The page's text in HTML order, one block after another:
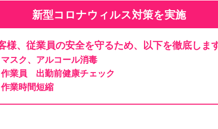
新型コロナウィルス対策を実施
様、従業員の安全を守るため、以下を徹底しま
マスク、アルコール消毒
作業員 出勤前健康チェック
作業時間短縮